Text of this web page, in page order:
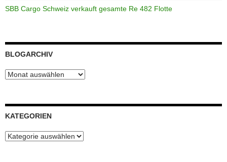
SBB Cargo Schweiz verkauft gesamte Re 482 Flotte
BLOGARCHIV
Blogarchiv
KATEGORIEN
Kategorien